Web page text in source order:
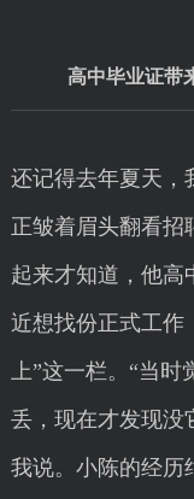
高中毕业证带
还记得去年夏天，
正皱着眉头翻看招
起来才知道，他高
近想找份正式工作
上”这一栏。“当时
丢，现在才发现没
我说。小陈的经历